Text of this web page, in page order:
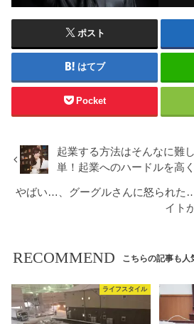
ポスト
はてブ
Pocket
起業する方法はそんなに難
単！起業へのハードルを高
やばい…、グーグルさんに怒られた
イト
RECOMMEND こちらの記事も人
ライフスタイル